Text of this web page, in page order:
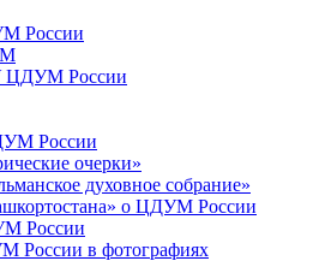
России
ЦДУМ России
России
очерки»
духовное собрание»
о ЦДУМ России
России
России в фотографиях